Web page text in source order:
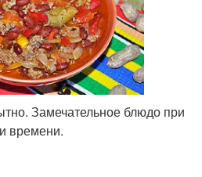
Замечательное блюдо при
времени.